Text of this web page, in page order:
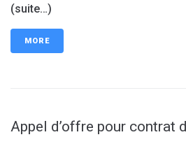
(suite…)
MORE
Appel d’offre pour contrat